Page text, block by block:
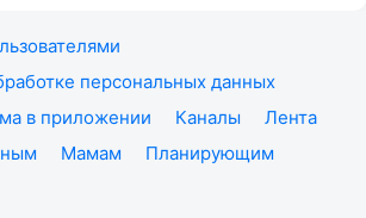
персональных данных
в приложении Каналы
Лента
Мамам
Планирующим